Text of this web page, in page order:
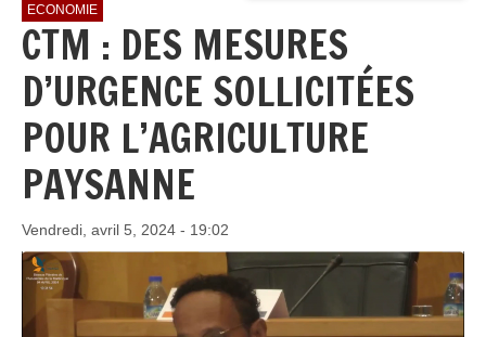
ECONOMIE
CTM : DES MESURES
D’URGENCE SOLLICITÉES
POUR L’AGRICULTURE
PAYSANNE
Vendredi, avril 5, 2024 - 19:02